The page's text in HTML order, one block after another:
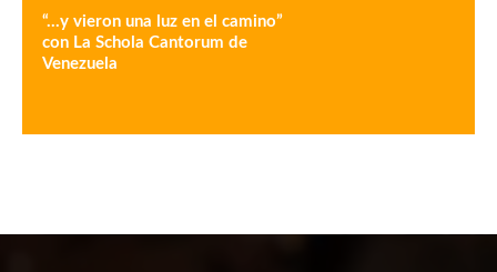
“…y vieron una luz en el camino”
con La Schola Cantorum de
Venezuela